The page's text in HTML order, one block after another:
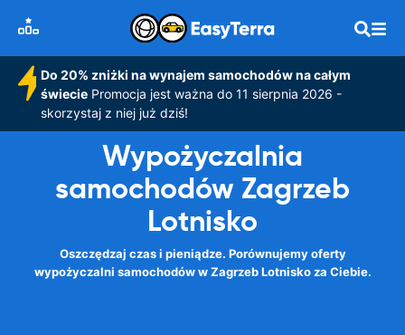
Do 20% zniżki na wynajem samochodów na całym
świeciePromocja jest ważna do 11 sierpnia 2026 -
skorzystaj z niej już dziś!
Wypożyczalnia
samochodów Zagrzeb
Lotnisko
Oszczędzaj czas i pieniądze. Porównujemy oferty
wypożyczalni samochodów w Zagrzeb Lotnisko za Ciebie.